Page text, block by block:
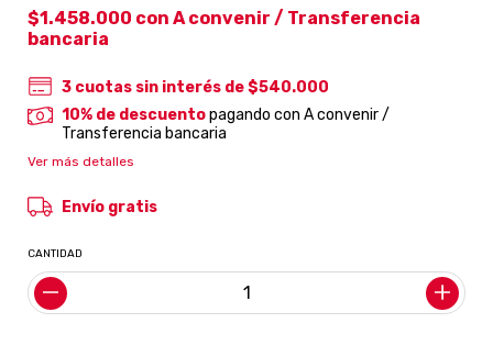
$1.458.000 con A convenir / Transferencia
bancaria
3 cuotas sin interés de$540.000
10% de descuentopagando con A convenir /
Transferencia bancaria
Ver más detalles
Envío gratis
CANTIDAD